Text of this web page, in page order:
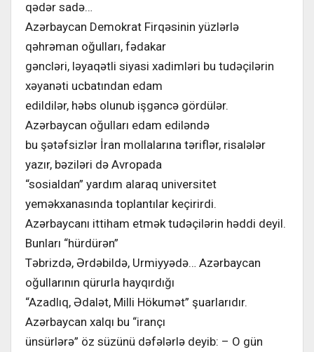
qədər sadə…
Azərbaycan Demokrat Firqəsinin yüzlərlə
qəhrəman oğulları, fədakar
gəncləri, ləyaqətli siyasi xadimləri bu tudəçilərin
xəyanəti ucbatından edam
edildilər, həbs olunub işgəncə gördülər.
Azərbaycan oğulları edam ediləndə
bu şətəfsizlər İran mollalarına təriflər, risalələr
yazır, bəziləri də Avropada
“sosialdan” yardım alaraq universitet
yeməkxanasında toplantılar keçirirdi.
Azərbaycanı ittiham etmək tudəçilərin həddi deyil.
Bunları “hürdürən”
Təbrizdə, Ərdəbildə, Urmiyyədə… Azərbaycan
oğullarının qürurla hayqırdığı
“Azadlıq, Ədalət, Milli Hökumət” şuarlarıdır.
Azərbaycan xalqı bu “irançı
ünsürlərə” öz süzünü dəfələrlə deyib: – O gün